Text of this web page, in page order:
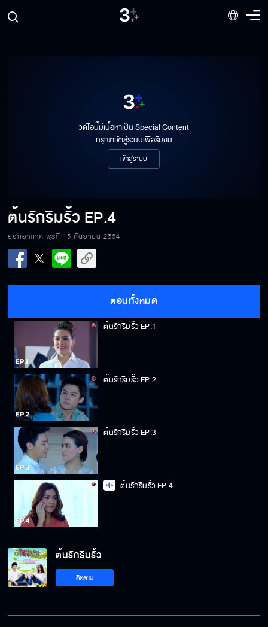
วิดีโอนี้มีเนื้อหาเป็น Special Content
กรุณาเข้าสู่ระบบเพื่อรับชม
เข้าสู่ระบบ
ต้นรักริมรั้ว EP.4
ออกอากาศ พุธที่ 15 กันยายน 2564
ตอนทั้งหมด
ต้นรักริมรั้ว EP.1
ต้นรักริมรั้ว EP.2
ต้นรักริมรั้ว EP.3
ต้นรักริมรั้ว EP.4
ต้นรักริมรั้ว
ติดตาม